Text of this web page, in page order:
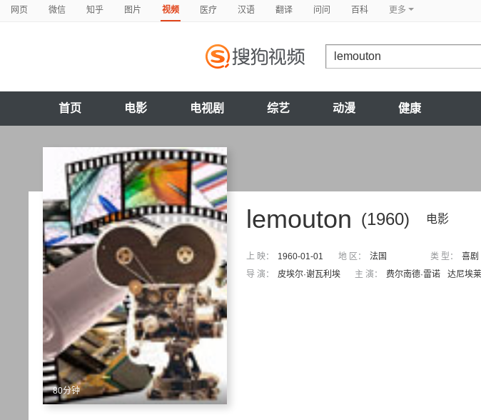
网页 微信 知乎 图片 视频 医疗 汉语 翻译 问问 百科 更多
首页 电影 电视剧 综艺 动漫 健康
80分钟
(1960) 电影
lemouton
上 映： 1960-01-01 地 区： 法国 类 型： 喜剧
导 演：
皮埃尔·谢瓦利埃 主 演： 费尔南德·雷诺 达尼埃